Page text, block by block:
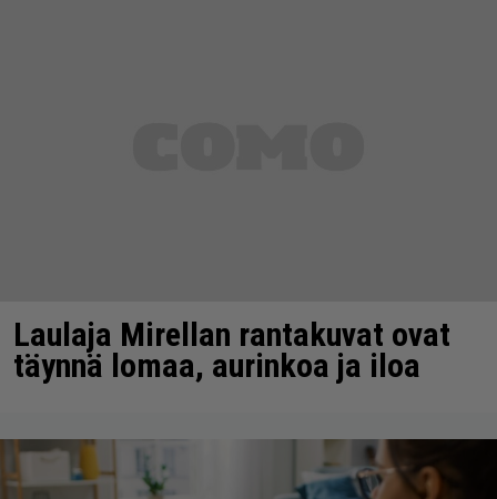
Laulaja Mirellan rantakuvat ovat
täynnä lomaa, aurinkoa ja iloa